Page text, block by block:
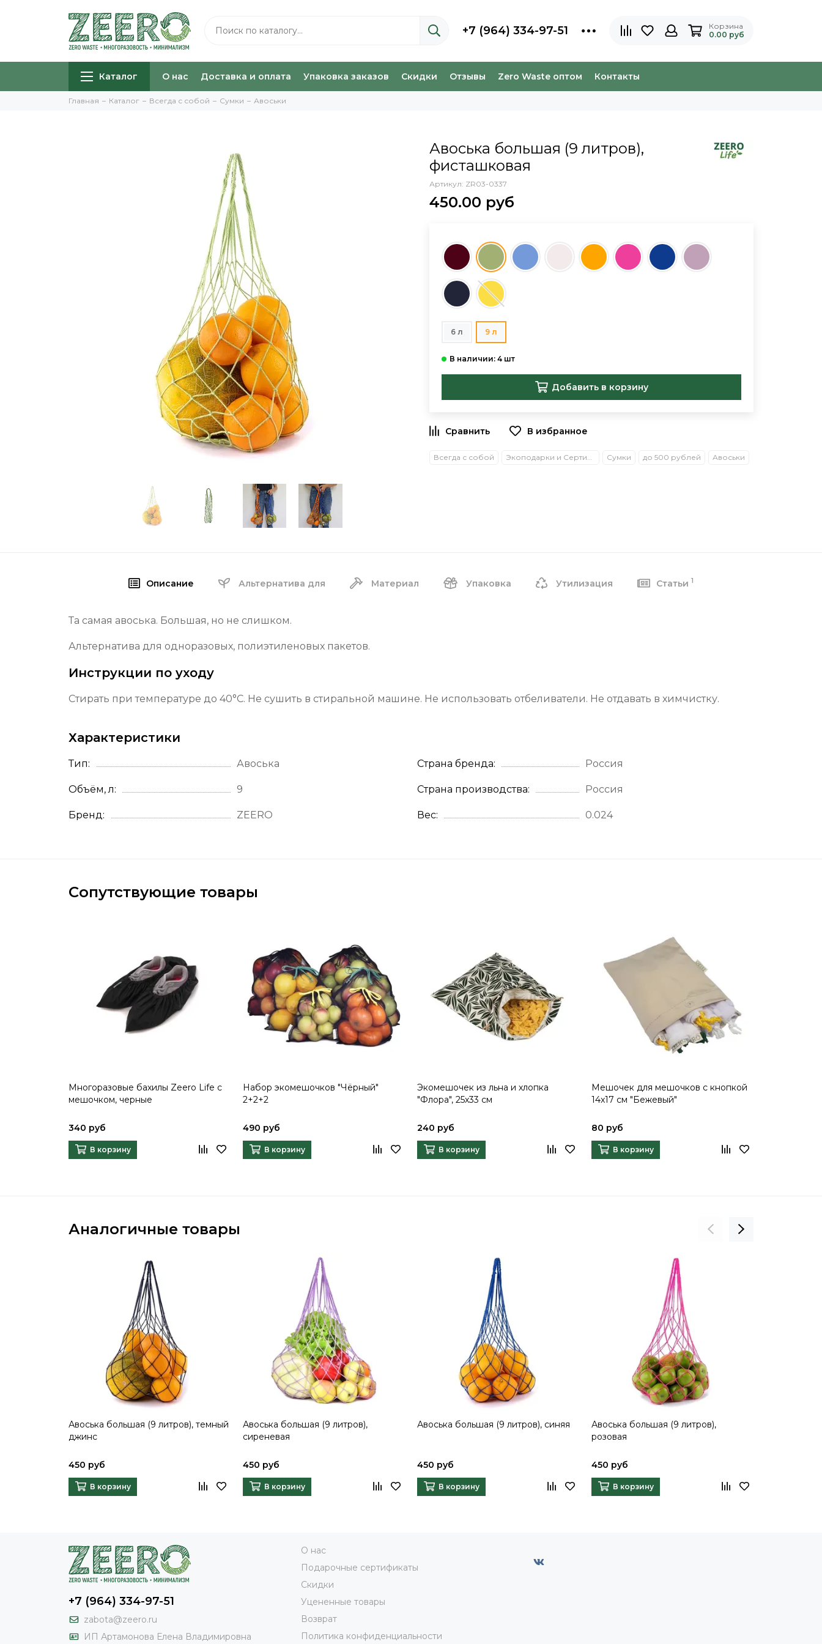
+7 (964) 334-97-51
Корзина
0.00 руб
Каталог О нас Доставка и оплата Упаковка заказов Скидки Отзывы Zero Waste оптом Контакты
Главная Каталог Всегда с собой Сумки Авоськи
Авоська большая (9 литров),
фисташковая
Артикул: ZR03-0337
450.00 руб
6 л 9 л
Добавить в корзину
В избранное
Всегда с собой Сумки до 500 рублей Авоськи
Описание Альтернатива для Материал Упаковка Утилизация Статьи 1
Та самая авоська. Большая, но не слишком.
Альтернатива для одноразовых, полиэтиленовых пакетов.
Инструкции по уходу
Стирать при температуре до 40°C. Не сушить в стиральной машине. Не использовать отбеливатели. Не отдавать в химчистку.
Характеристики
Тип Авоська
Объём, л 9
Бренд ZEERO
Страна бренда Россия
Страна производства Россия
Вес 0.024
Сопутствующие товары
Многоразовые бахилы Zeero Life с
мешочком, черные
340 руб
В корзину
Набор экомешочков "Чёрный"
2+2+2
490 руб
В корзину
Экомешочек из льна и хлопка
"Флора", 25х33 см
240 руб
В корзину
Мешочек для мешочков с кнопкой
14x17 см "Бежевый"
80 руб
В корзину
Аналогичные товары
Авоська большая (9 литров), темный
джинс
450 руб
В корзину
Авоська большая (9 литров),
сиреневая
450 руб
В корзину
Авоська большая (9 литров), синяя
450 руб
В корзину
Авоська большая (9 литров),
розовая
450 руб
В корзину
+7 (964) 334-97-51
zabota@zeero.ru
И П Артамонова Елена Владимировна
О нас
Подарочные сертификаты
Скидки
Уцененные товары
Возврат
Политика конфиденциальности